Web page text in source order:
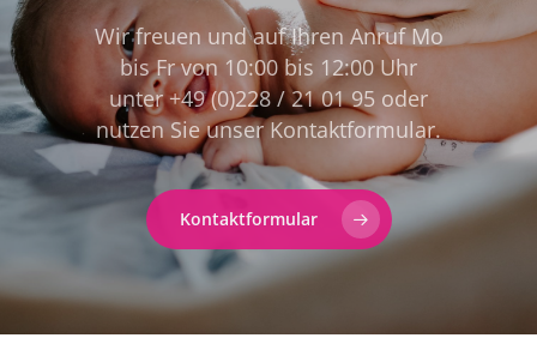
Wir freuen und auf Ihren Anruf Mo
bis Fr von 10:00 bis 12:00 Uhr
unter +49 (0)228 / 21 01 95 oder
nutzen Sie unser Kontaktformular.
Kontaktformular